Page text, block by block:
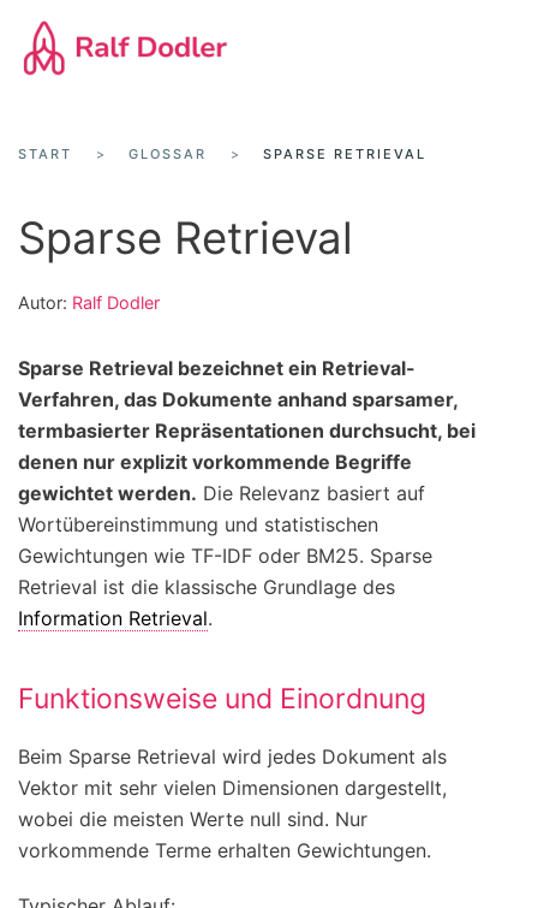
Zum
START GLOSSAR SPARSE RETRIEVAL
Sparse Retrieval
Autor: Ralf Dodler
Sparse Retrieval bezeichnet ein Retrieval-
Verfahren, das Dokumente anhand sparsamer,
termbasierter Repräsentationen durchsucht, bei
denen nur explizit vorkommende Begriffe
gewichtet werden. Die Relevanz basiert auf
Wortübereinstimmung und statistischen
Gewichtungen wie TF-IDF oder BM25. Sparse
Retrieval ist die klassische Grundlage des
Information Retrieval.
Funktionsweise und Einordnung
Beim Sparse Retrieval wird jedes Dokument als
Vektor mit sehr vielen Dimensionen dargestellt,
wobei die meisten Werte null sind. Nur
vorkommende Terme erhalten Gewichtungen.